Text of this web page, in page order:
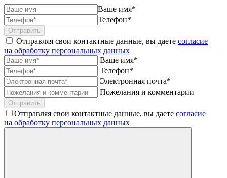
Ваше имя*
Телефон*
Отправить
Отправляя свои контактные данные, вы даете согласие
на обработку персональных данных
Ваше имя*
Телефон*
Электронная почта*
Пожелания и комментарии
Отправить
Отправляя свои контактные данные, вы даете согласие
на обработку персональных данных